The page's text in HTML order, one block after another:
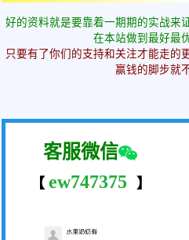
好的资料就是要靠着一期期的实战来
在本站做到最好最
只要有了你们的支持和关注才能走的
赢钱的脚步就
客服微信
【 ew747375 】